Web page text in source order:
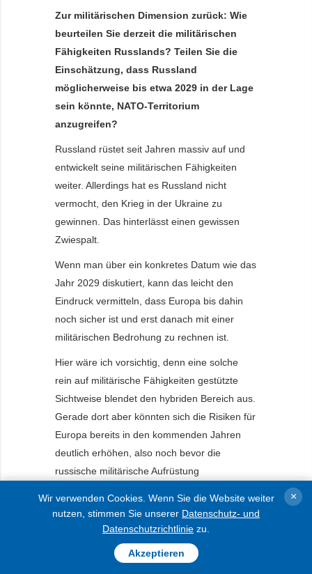
Zur militärischen Dimension zurück: Wie
beurteilen Sie derzeit die militärischen
Fähigkeiten Russlands? Teilen Sie die
Einschätzung, dass Russland
möglicherweise bis etwa 2029 in der Lage
sein könnte, NATO-Territorium
anzugreifen?
Russland rüstet seit Jahren massiv auf und
entwickelt seine militärischen Fähigkeiten
weiter. Allerdings hat es Russland nicht
vermocht, den Krieg in der Ukraine zu
gewinnen. Das hinterlässt einen gewissen
Zwiespalt.
Wenn man über ein konkretes Datum wie das
Jahr 2029 diskutiert, kann das leicht den
Eindruck vermitteln, dass Europa bis dahin
noch sicher ist und erst danach mit einer
militärischen Bedrohung zu rechnen ist.
Hier wäre ich vorsichtig, denn eine solche
rein auf militärische Fähigkeiten gestützte
Sichtweise blendet den hybriden Bereich aus.
Gerade dort aber könnten sich die Risiken für
Europa bereits in den kommenden Jahren
deutlich erhöhen, also noch bevor die
russische militärische Aufrüstung
Die vor unseren Augen sich vollziehende
geopolitische Konstellation kann für Europa
gefährlich werden – insbesondere solange
Wir verwenden Cookies. Wenn Sie die Website weiter
nutzen, stimmen Sie unserer Datenschutz- und
Datenschutzrichtlinie zu.
Akzeptieren
×